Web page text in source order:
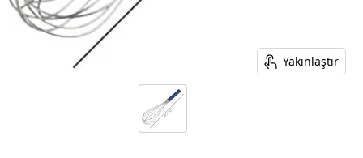
Yakınlaştır